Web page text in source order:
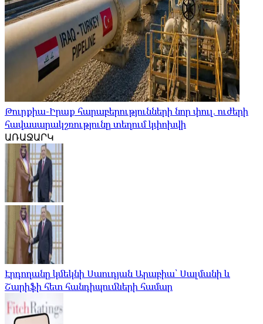
Թուրքիա-Իրաք հարաբերությունների նոր փուլ. ուժերի
հավասարակշռությունը տեղում կփոխվի
ԱՌԱՋԱՐԿ
Էրդողանը կմեկնի Սաուդյան Արաբիա՝ Սալմանի և
Շարիֆի հետ հանդիպումների համար